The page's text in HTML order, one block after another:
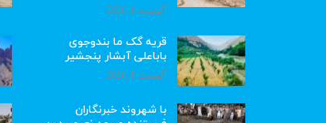
آگوست 8, 2026
قریه گک ما بندوجوی
باباعلی آبشار پنجشیر
آگوست 8, 2026
با شهروند خبرنگاران